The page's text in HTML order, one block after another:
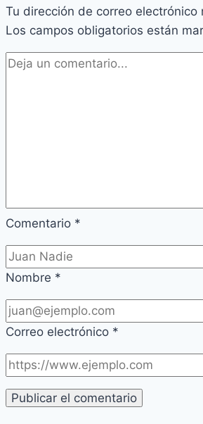
Tu dirección de correo electrónico
Los campos obligatorios están
Comentario *
Nombre *
Correo electrónico *